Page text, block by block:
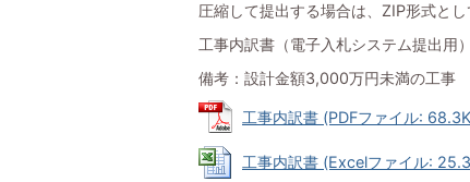
圧縮して提出する場合は、ZIP形式とし
工事内訳書（電子入札システム提出用
備考：設計金額3,000万円未満の工事
工事内訳書 (PDFファイル:
工事内訳書 (Excelファイル: